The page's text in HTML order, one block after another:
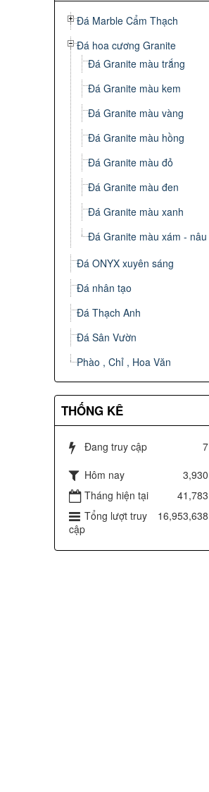
Đá Marble Cẩm Thạch
Đá hoa cương Granite
Đá Granite màu trắng
Đá Granite màu kem
Đá Granite màu vàng
Đá Granite màu hồng
Đá Granite màu đỏ
Đá Granite màu đen
Đá Granite màu xanh
Đá Granite màu xám - nâu
Đá ONYX xuyên sáng
Đá nhân tạo
Đá Thạch Anh
Đá Sân Vườn
Phào , Chỉ , Hoa Văn
THỐNG KÊ
Đang truy cập
7
Hôm nay
3,930
Tháng hiện tại
41,783
Tổng lượt truy
cập
16,953,638